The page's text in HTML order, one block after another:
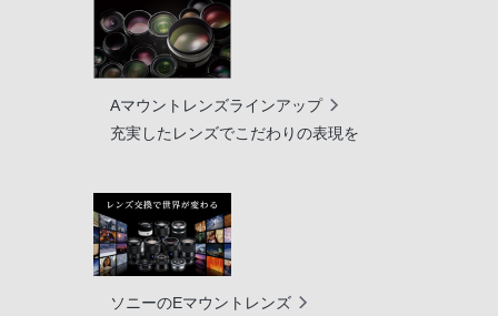
Aマウントレンズラインアップ
充実したレンズでこだわりの表現を
ソニーのEマウントレンズ